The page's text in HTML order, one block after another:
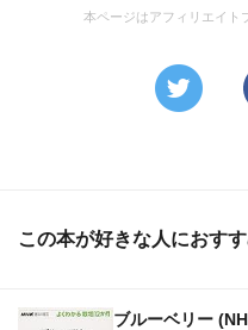
本ページはアフィリエイト
この本が好きな人におす
ブルーベリー